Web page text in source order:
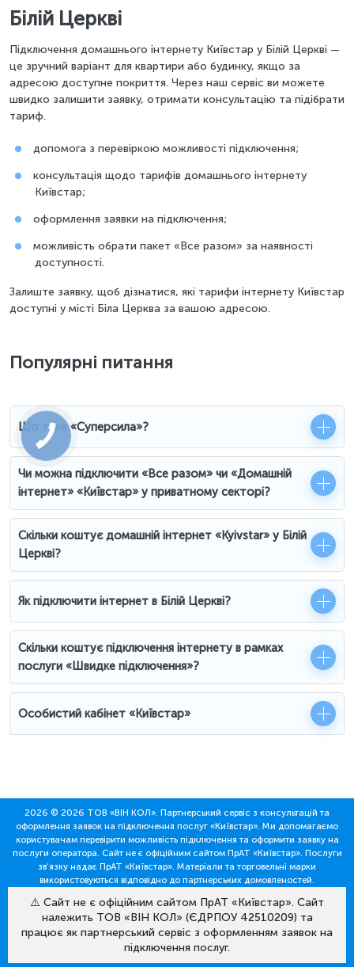
Білій Церкві
Підключення домашнього інтернету Київстар у Білій Церкві —
це зручний варіант для квартири або будинку, якщо за
адресою доступне покриття. Через наш сервіс ви можете
швидко залишити заявку, отримати консультацію та підібрати
тариф.
допомога з перевіркою можливості підключення;
консультація щодо тарифів домашнього інтернету
Київстар;
оформлення заявки на підключення;
можливість обрати пакет «Все разом» за наявності
доступності.
Залиште заявку, щоб дізнатися, які тарифи інтернету Київстар
доступні у місті Біла Церква за вашою адресою.
Популярні питання
Що таке «Суперсила»?
Чи можна підключити «Все разом» чи «Домашній
інтернет» «Київстар» у приватному секторі?
Скільки коштує домашній інтернет «Kyivstar» у Білій
Церкві?
Як підключити інтернет в Білій Церкві?
Скільки коштує підключення інтернету в рамках
послуги «Швидке підключення»?
Особистий кабінет «Київстар»
2026 © 2026 ТОВ «ВІН КОЛ». Партнерський сервіс з консультацій та
оформлення заявок на підключення послуг «Київстар». Ми допомагаємо
користувачам перевірити можливість підключення та оформити заявку на
послуги оператора. Сайт не є офіційним сайтом ПрАТ «Київстар». Послуги
зв’язку надає ПрАТ «Київстар». Матеріали та торговельні марки
використовуються відповідно до партнерських домовленостей.
⚠️ Сайт не є офіційним сайтом ПрАТ «Київстар». Сайт
належить ТОВ «ВІН КОЛ» (ЄДРПОУ 42510209) та
працює як партнерський сервіс з оформленням заявок на
підключення послуг.